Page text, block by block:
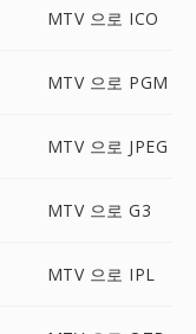
MTV 으로 ICO
MTV 으로 PGM
MTV 으로 JPEG
MTV 으로 G3
MTV 으로 IPL